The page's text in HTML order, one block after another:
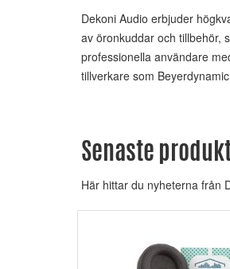
Dekoni Audio erbjuder
av öronkuddar och tillbehör,
professionella användare
tillverkare som
Senaste
Här hittar du nyheterna från